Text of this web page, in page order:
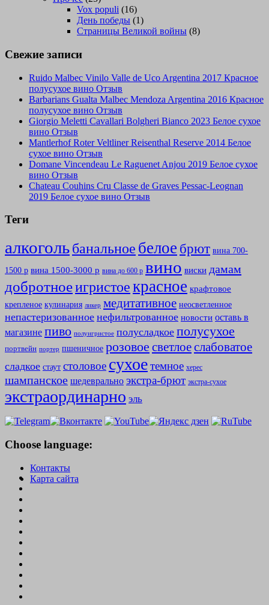
Vox populi (16)
День победы (1)
Страницы Великой войны (8)
Свежие записи
Ruido Malbec Vinilo Valle de Uco Argentina 2017 Красное
полусухое вино Отзыв
Barbarians Gualta Malbec Mendoza Argentina 2016 Красное
полусухое вино Отзыв
Giorgio Meletti Cavallari Bolgheri Bianco 2023 Белое сухое
вино Отзыв
Mantlerhof Roter Veltliner Reisenthal Reserve 2014 Белое
сухое вино Отзыв
Domane Vincendeau Le Raguenet Anjou 2019 Белое сухое
вино Отзыв
Chateau Couhins Cru Classe de Graves Pessac-Leognan
2019 Белое сухое вино Отзыв
Теги
алкогольбанальное белое брют вина 700-
1500 р вина 1500-3000 р вина до 600 р вино виски дамам
добротноеигристоекрасное крафтовое
крепленое кулинария ликер медитативное неосветленное
непастеризованное нефильтрованное новости оставь в
магазине пиво полуигристое полусладкое полусухое
портвейн портер пшеничное розовое светлоеслабоватое
сладкое стаут столовое сухоетемное херес
шампанское шедеврально экстра-брют экстра-сухое
экстраординарно эль
Choose language:
Контакты
Карта сайта